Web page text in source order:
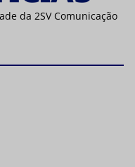
da 2SV Comunicação